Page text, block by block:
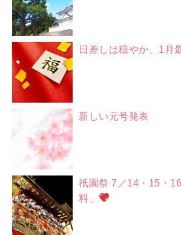
日差しは穏やか、1月
新しい元号発表
祇園祭 7／14・15・
料」